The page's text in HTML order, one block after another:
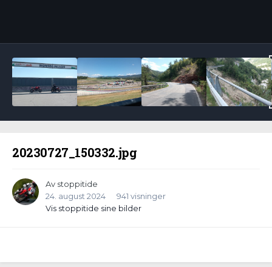
20230727_150332.jpg
Av stoppitide
24. august 2024
941 visninger
Vis stoppitide sine bilder